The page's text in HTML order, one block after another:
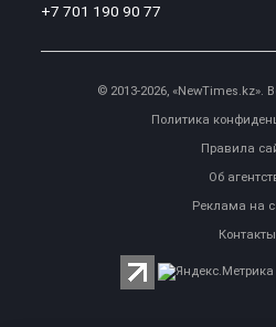
+7 701 190 90 77
© 2013-2026,
Политика
Правила
Об
Реклама на
Контакты